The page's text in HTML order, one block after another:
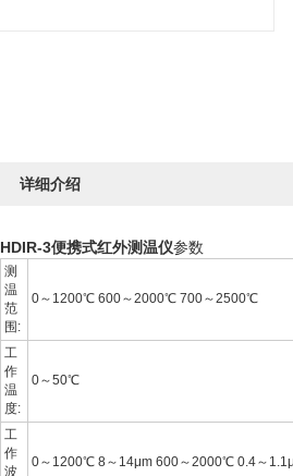
详细介绍
HDIR-3便携式红外测温仪参数
测
温
范
围:
0～1200℃ 600～2000℃ 700～2500℃
工
作
温
度:
0～50℃
工
作
波
0～1200℃ 8～14μm 600～2000℃ 0.4～